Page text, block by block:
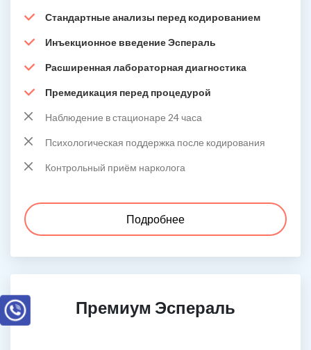
Стандартные анализы перед кодированием
Инъекционное введение Эспераль
Расширенная лабораторная диагностика
Премедикация перед процедурой
Наблюдение в стационаре 24 часа
Психологическая поддержка после кодирования
Контрольный приём нарколога
Подробнее
Премиум Эспераль